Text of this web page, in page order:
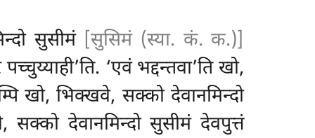
सुसीमं [सुसिमं (स्या. कं. क.)]
‘एवं भद्दन्तवा’ति खो,
खो, भिक्खवे, सक्कोदेवानमिन्दो
देवानमिन्दो सुसीमं देवपुत्तं